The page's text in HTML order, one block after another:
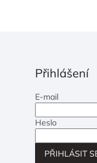
Přihlášení
E-mail
Heslo
PŘIHLÁSIT